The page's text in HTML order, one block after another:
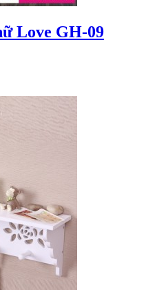
Love GH-09